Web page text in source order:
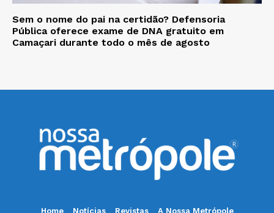
Sem o nome do pai na certidão? Defensoria
Pública oferece exame de DNA gratuito em
Camaçari durante todo o mês de agosto
Home Notícias Revistas A Nossa Metrópole